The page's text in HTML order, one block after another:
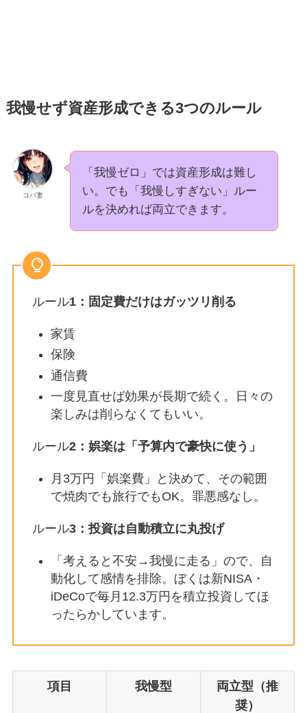
我慢せず資産形成できる3つのルール
コバ妻
「我慢ゼロ」では資産形成は難し
い。でも「我慢しすぎない」ルー
ルを決めれば両立できます。
ルール1：固定費だけはガッツリ削る
家賃
保険
通信費
一度見直せば効果が長期で続く。日々の
楽しみは削らなくてもいい。
ルール2：娯楽は「予算内で豪快に使う」
月3万円「娯楽費」と決めて、その範囲
で焼肉でも旅行でもOK。罪悪感なし。
ルール3：投資は自動積立に丸投げ
「考えると不安→我慢に走る」ので、自
動化して感情を排除。ぼくは新NISA・
iDeCoで毎月12.3万円を積立投資してほ
ったらかしています。
項目 我慢型
両立型（推
奨）